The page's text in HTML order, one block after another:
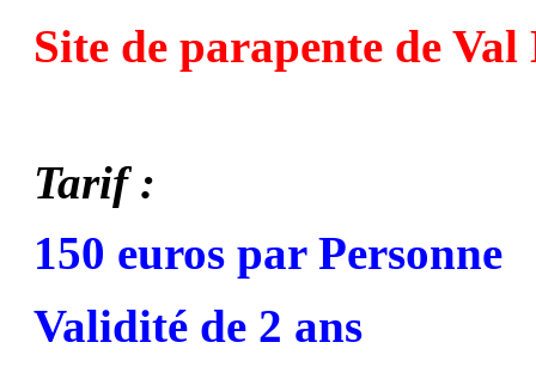
Site de parapente de
Tarif :
150 euros par Personne
Validité de 2 ans